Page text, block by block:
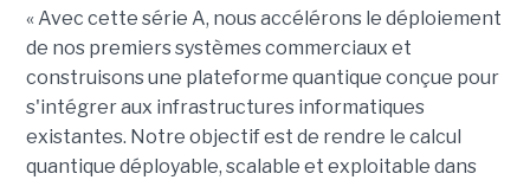
« Avec cette série A, nous accélérons le déploiement
de nos premiers systèmes commerciaux et
construisons une plateforme quantique conçue pour
s'intégrer aux infrastructures informatiques
existantes. Notre objectif est de rendre le calcul
quantique déployable, scalable et exploitable dans